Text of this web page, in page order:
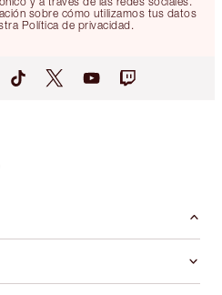
sobre cómo utilizamos tus datos
Política de privacidad.